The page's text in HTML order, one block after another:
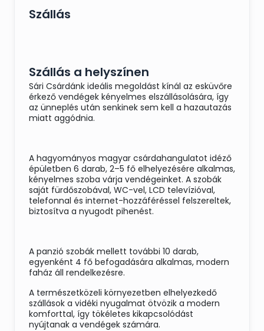
Szállás
Szállás a helyszínen
Sári Csárdánk ideális megoldást kínál az esküvőre
érkező vendégek kényelmes elszállásolására, így
az ünneplés után senkinek sem kell a hazautazás
miatt aggódnia.
A hagyományos magyar csárdahangulatot idéző
épületben 6 darab, 2–5 fő elhelyezésére alkalmas,
kényelmes szoba várja vendégeinket. A szobák
saját fürdőszobával, WC-vel, LCD televízióval,
telefonnal és internet-hozzáféréssel felszereltek,
biztosítva a nyugodt pihenést.
A panzió szobák mellett további 10 darab,
egyenként 4 fő befogadására alkalmas, modern
faház áll rendelkezésre.
A természetközeli környezetben elhelyezkedő
szállások a vidéki nyugalmat ötvözik a modern
komforttal, így tökéletes kikapcsolódást
nyújtanak a vendégek számára.